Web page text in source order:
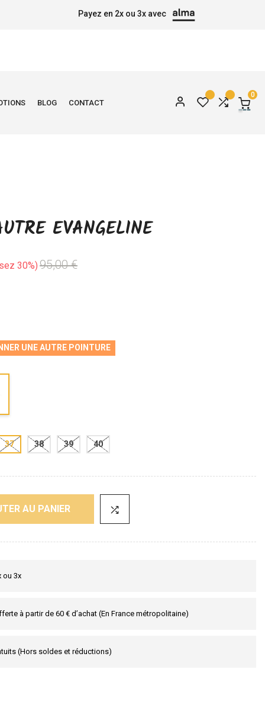
Payez en 2x ou 3x avec
BLOG CONTACT
0
EVANGELINE
30% 95,00 €
UNE AUTRE POINTURE
37 38 39 40
AU PANIER
ou 3x
à partir de 60 € d’achat (En France métropolitaine)
(Hors soldes et réductions)